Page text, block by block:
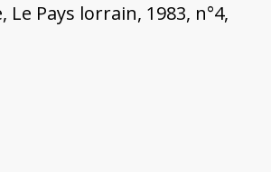
Pays lorrain, 1983, n°4,